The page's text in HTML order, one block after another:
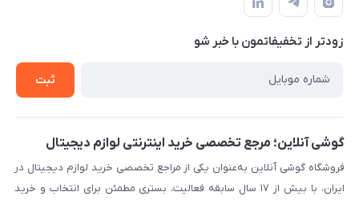
حساب کاربری
حریم خصوصی
بلاگ
شرایط ضمانت هفت روزه
روش ارسال کالا در گوشی آنلاین
روش بازگردانی کالا
زودتر از تخفیفاتمون با خبر شو
ثبت
گوشی آنلاین؛ مرجع تخصصی خرید اینترنتی لوازم دیجیتال
فروشگاه گوشی آنلاین به‌عنوان یکی از مراجع تخصصی خرید لوازم دیجیتال در
ایران، با بیش از ۱۷ سال سابقه فعالیت، بستری مطمئن برای انتخاب و خرید